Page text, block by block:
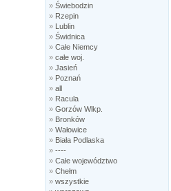
» Świebodzin
» Rzepin
» Lublin
» Świdnica
» Całe Niemcy
» całe woj.
» Jasień
» Poznań
» all
» Racula
» Gorzów Wlkp.
» Bronków
» Wałowice
» Biała Podlaska
» ----
» Całe województwo
» Chełm
» wszystkie